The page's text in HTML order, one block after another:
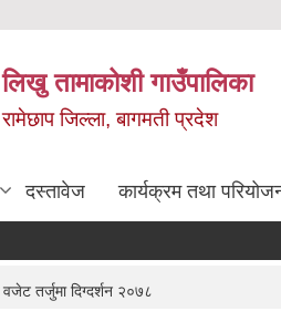
लिखु तामाकोशी गाउँपालिका
रामेछाप जिल्ला, बागमती प्रदेश
दस्तावेज कार्यक्रम तथा
वजेट तर्जुमा दिग्दर्शन २०७८